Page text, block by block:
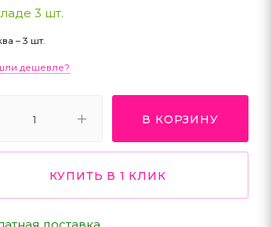
3 шт.
– 3 шт.
дешевле?
В КОРЗИНУ
КУПИТЬ В 1 КЛИК